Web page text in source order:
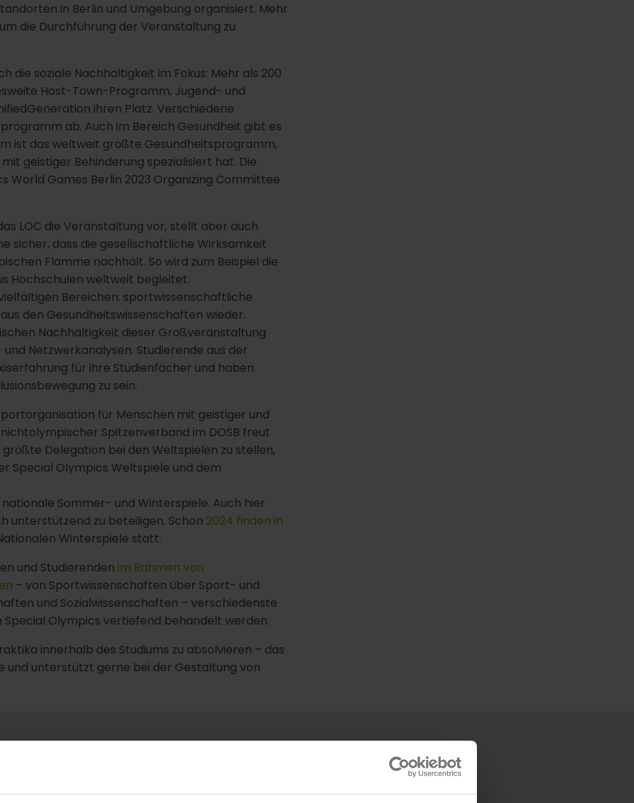
in Berlin und Umgebung organisiert. Mehr
die Durchführung der Veranstaltung zu
soziale Nachhaltigkeit im Fokus: Mehr als 200
Host-Town-Programm, Jugend- und
ihren Platz. Verschiedene
ab. Auch im Bereich Gesundheit gibt es
ist das weltweit größte Gesundheitsprogramm,
geistiger Behinderung spezialisiert hat. Die
World Games Berlin 2023 Organizing Committee
LOC die Veranstaltung vor, stellt aber auch
sicher, dass die gesellschaftliche Wirksamkeit
Flamme nachhält. So wird zum Beispiel die
Hochschulen weltweit begleitet.
Bereichen: sportwissenschaftliche
den Gesundheitswissenschaften wieder.
Nachhaltigkeit dieser Großveranstaltung
Netzwerkanalysen. Studierende aus der
für ihre Studienfächer und haben
zu sein.
für Menschen mit geistiger und
Spitzenverband im DOSB freut
Delegation bei den Weltspielen zu stellen,
Special Olympics Weltspiele und dem
Sommer- und Winterspiele. Auch hier
unterstützend zu beteiligen. Schon 2024 finden in
Winterspiele statt.
und Studierenden im Rahmen von
– von Sportwissenschaften über Sport- und
und Sozialwissenschaften – verschiedenste
Olympics vertiefend behandelt werden.
innerhalb des Studiums zu absolvieren – das
und unterstützt gerne bei der Gestaltung von
Wissenschaft bei Special Olympics
erfolgreich, sieht sie den Sport